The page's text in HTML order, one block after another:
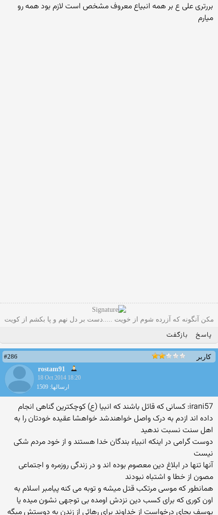
بررتری علی ع بر همه انبیاع معروف مشخص است لازم بود همه رو
میارم
مکن آنگونه که آزرده شوم از خویت .....دست بر دل نهم و پا بکشم از کویت
پاسخ بازگفت
کاربر
#286
rostam91
18 Oct 2014 18:20
ارسالها: 1509
irani57: کسانی که قائل باشند که انبیا (ع) کوچکترین گناهی انجام
داده اند ازدم به درک واصل خواهندشد خواهشا عقیده خودتان را به
اهل سنت نسبت ندهید
دوست گرامی در اینکه انبیاء بندگان خدا هستند و از خود مردم شکی
نیست
آنها تنها در ابلاغ دین معصوم بوده اند و در زندگی روزمره و اجتماعی
مصون از خطا و اشتباه نبودند
همانطور که موسی مرتکب قتل میشه و توبه می کنه پیامبر اسلام به
اون کوری که برای کسب دین نزدش اومده بی توجهی نشون میده یا
یوسف بجای درخواست از خداوند برای رهائی از زندن به دوستش میگه